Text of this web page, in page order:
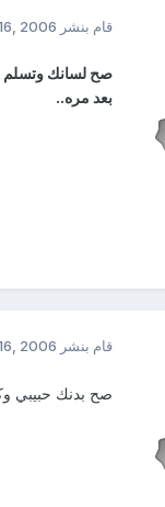
قام بنشر 2006
صح لسانك وتسلم
بعد مره..
قام بنشر 2006
صح بدنك حبيبي